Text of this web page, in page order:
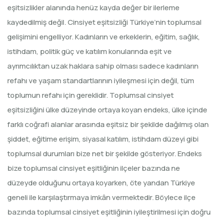
eşitsizlikler alanında henüz kayda değer bir ilerleme
kaydedilmiş değil. Cinsiyet eşitsizliği Türkiye’nin toplumsal
gelişimini engelliyor. Kadınların ve erkeklerin, eğitim, sağlık,
istihdam, politik güç ve katılım konularında eşit ve
ayrımcılıktan uzak haklara sahip olması sadece kadınların
refahı ve yaşam standartlarının iyileşmesi için değil, tüm
toplumun refahı için gereklidir. Toplumsal cinsiyet
eşitsizliğini ülke düzeyinde ortaya koyan endeks, ülke içinde
farklı coğrafi alanlar arasında eşitsiz bir şekilde dağılmış olan
şiddet, eğitime erişim, siyasal katılım, istihdam düzeyi gibi
toplumsal durumları bize net bir şekilde gösteriyor. Endeks
bize toplumsal cinsiyet eşitliğinin ilçeler bazında ne
düzeyde olduğunu ortaya koyarken, öte yandan Türkiye
geneli ile karşılaştırmaya imkân vermektedir. Böylece ilçe
bazında toplumsal cinsiyet eşitliğinin iyileştirilmesi için doğru